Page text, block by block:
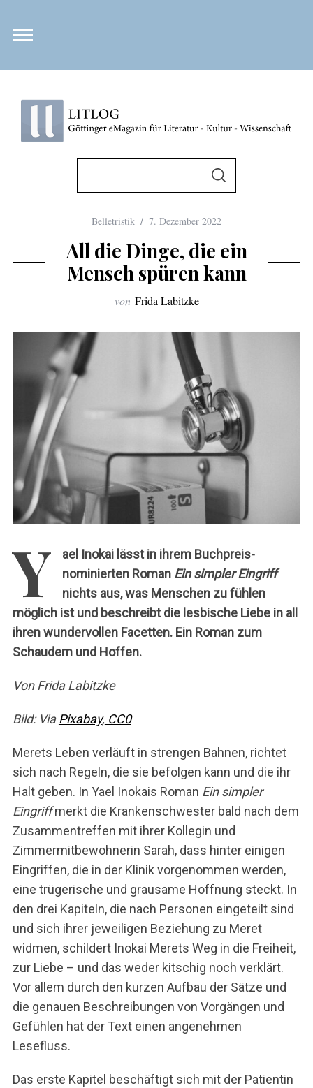
S
n
n
h
:
S
E
N
Belletristik 7. Dezember 2022
All die Dinge, die ein
Mensch spüren kann
von Frida Labitzke
Y
ael Inokai lässt in ihrem Buchpreis-
nominierten RomanEin simpler Eingriff
nichts aus, was Menschen zu fühlen
möglich ist und beschreibt die lesbische Liebe in all
ihren wundervollen Facetten. Ein Roman zum
Schaudern und Hoffen.
Von Frida Labitzke
Bild: ViaPixabay, CC0
Merets Leben verläuft in strengen Bahnen, richtet
sich nach Regeln, die sie befolgen kann und die ihr
Halt geben. In Yael Inokais Roman Ein simpler
Eingriffmerkt die Krankenschwester bald nach dem
Zusammentreffen mit ihrer Kollegin und
Zimmermitbewohnerin Sarah, dass hinter einigen
Eingriffen, die in der Klinik vorgenommen werden,
eine trügerische und grausame Hoffnung steckt. In
den drei Kapiteln, die nach Personen eingeteilt sind
und sich ihrer jeweiligen Beziehung zu Meret
widmen, schildert Inokai Merets Weg in die Freiheit,
zur Liebe – und das weder kitschig noch verklärt.
Vor allem durch den kurzen Aufbau der Sätze und
die genauen Beschreibungen von Vorgängen und
Gefühlen hat der Text einen angenehmen
Lesefluss.
Das erste Kapitel beschäftigt sich mit der Patientin